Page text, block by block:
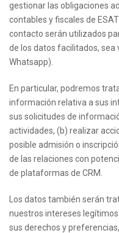
gestionar las obligaciones
contables y fiscales de
contacto serán utilizados
de los datos facilitados, sea
Whatsapp).
En particular, podremos
información relativa a sus
sus solicitudes de
actividades, (b) realizar
posible admisión o
de las relaciones con
de plataformas de CRM.
Los datos también serán
nuestros intereses
sus derechos y